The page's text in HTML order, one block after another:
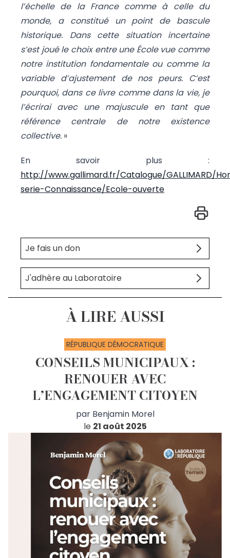
l’échelle de la France comme à celle du
monde, a constitué un point de bascule
historique. Dans cette situation incertaine
s’est joué le choix entre une École vue comme
notre institution fondamentale ou comme la
variable d’ajustement de nos peurs. C’est
pourquoi, dans ce livre comme dans la vie, je
l’écrirai avec une majuscule en tant que
référence centrale de notre existence
collective. »
En savoir plus :
http://www.gallimard.fr/Catalogue/GALLIMARD/
serie-Connaissance/Ecole-ouverte
Je fais un don
J'adhère au Laboratoire
À LIRE AUSSI
RÉPUBLIQUE DÉMOCRATIQUE
CONSEILS MUNICIPAUX :
RENOUER AVEC
L’ENGAGEMENT CITOYEN
par Benjamin Morel
le 21 août 2025